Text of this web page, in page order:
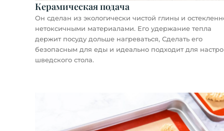
Керамическая подача
Он сделан из экологически чистой глины и
нетоксичными материалами. Его удержание тепла
держит посуду дольше нагреваться, Сделать его
безопасным для еды и идеально подходит для
шведского стола.